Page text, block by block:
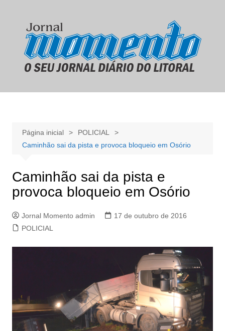
conteúdo
Página inicial
POLICIAL
Caminhão sai da pista e provoca bloqueio em Osório
Caminhão sai da pista e
provoca bloqueio em Osório
Jornal Momento admin
17 de outubro de 2016
POLICIAL